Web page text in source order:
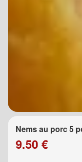
Nems au porc 5
9.50 €